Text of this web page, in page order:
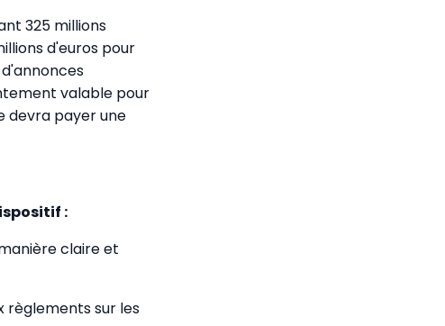
325 millions
d'euros pour
valable pour
devra payer une
:
claire et
règlements sur les